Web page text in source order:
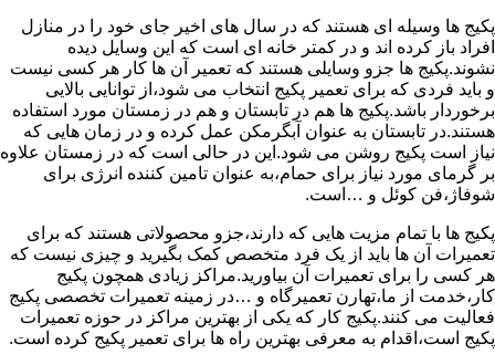
پکیج ها وسیله ای هستند که در سال های اخیر جای خود را در منازل
افراد باز کرده اند و در کمتر خانه ای است که این وسایل دیده
نشوند.پکیج ها جزو وسایلی هستند که تعمیر آن ها کار هر کسی نیست
و باید فردی که برای تعمیر پکیج انتخاب می شود،از توانایی بالایی
برخوردار باشد.پکیج ها هم در تابستان و هم در زمستان مورد استفاده
هستند.در تابستان به عنوان آبگرمکن عمل کرده و در زمان هایی که
نیاز است پکیج روشن می شود.این در حالی است که در زمستان علاوه
بر گرمای مورد نیاز برای حمام،به عنوان تامین کننده انرژی برای
شوفاژ،فن کوئل و …است.
پکیج ها با تمام مزیت هایی که دارند،جزو محصولاتی هستند که برای
تعمیرات آن ها باید از یک فرد متخصص کمک بگیرید و چیزی نیست که
هر کسی را برای تعمیرات آن بیاورید.مراکز زیادی همچون پکیج
کار،خدمت از ما،تهارن تعمیرگاه و …در زمینه تعمیرات تخصصی پکیج
فعالیت می کنند.پکیج کار که یکی از بهترین مراکز در حوزه تعمیرات
پکیج است،اقدام به معرفی بهترین راه ها برای تعمیر پکیج کرده است.